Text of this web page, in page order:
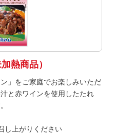
熱商品）
」をご家庭でお楽しみいただ
と赤ワインを使用したたれ
し上がりください